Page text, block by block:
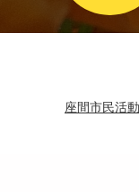
座間市民活